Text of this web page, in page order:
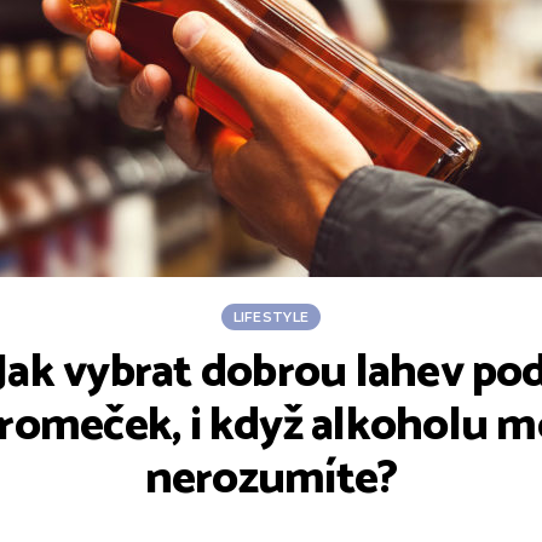
LIFESTYLE
vybrat dobrou lahev
i když alkoholu
nerozumíte?